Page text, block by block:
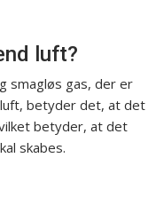
luft?
smagløs gas, der er
betyder det, at det
betyder, at det
skabes.